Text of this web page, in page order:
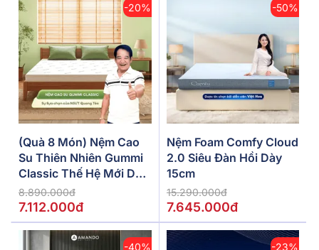
-20%
(Quà 8 Món) Nệm Cao
Su Thiên Nhiên Gummi
Classic Thế Hệ Mới Dày
5/10/15cm
8.890.000đ
7.112.000đ
-50%
Nệm Foam Comfy Cloud
2.0 Siêu Đàn Hồi Dày
15cm
15.290.000đ
7.645.000đ
-40% -23%